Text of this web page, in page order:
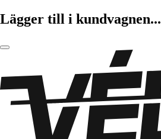
Lägger till i kundvagnen...